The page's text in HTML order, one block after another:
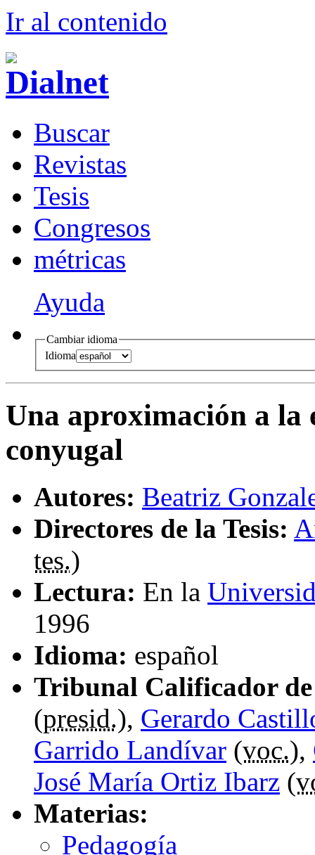
Ir al contenido
Buscar
Revistas
Tesis
Congresos
métricas
Ayuda
Cambiar idioma
Idioma
Una aproximación a la
conyugal
Autores: Beatriz
Directores de la Tesis:
tes.)
Lectura: En la
1996
Idioma: español
Tribunal Calificador de
(presid.), Gerardo
Garrido Landívar (voc.),
José María Ortiz Ibarz (
Materias:
Pedagogía